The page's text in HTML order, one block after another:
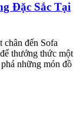
Đặc Sắc Tại
đến Sofa
thưởng thức một
những món đồ